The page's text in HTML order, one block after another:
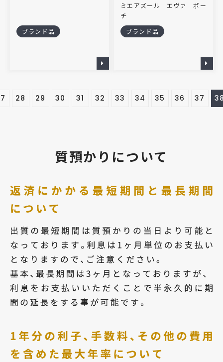
ブランド品
ミエアズール エヴァ ポー
チ
ブランド品
28 29 30 31 32 33 34 35 36 37
質預かりについて